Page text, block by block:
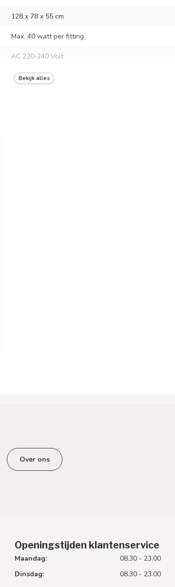
128 x 78 x 55 cm
Max. 40 watt per fitting
AC 220-240 Volt
IP20Bekijk alles
Over ons
Openingstijden klantenservice
Maandag:
08.30 - 23.00
Dinsdag:
08.30 - 23.00